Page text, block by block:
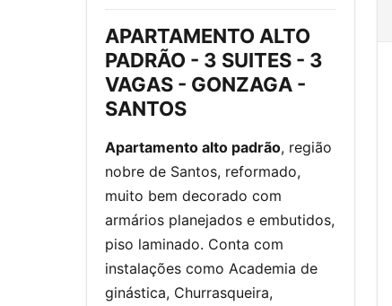
APARTAMENTO ALTO
PADRÃO - 3 SUITES - 3
VAGAS - GONZAGA -
SANTOS
Apartamento alto padrão, região
nobre de Santos, reformado,
muito bem decorado com
armários planejados e embutidos,
piso laminado. Conta com
instalações como Academia de
ginástica, Churrasqueira,